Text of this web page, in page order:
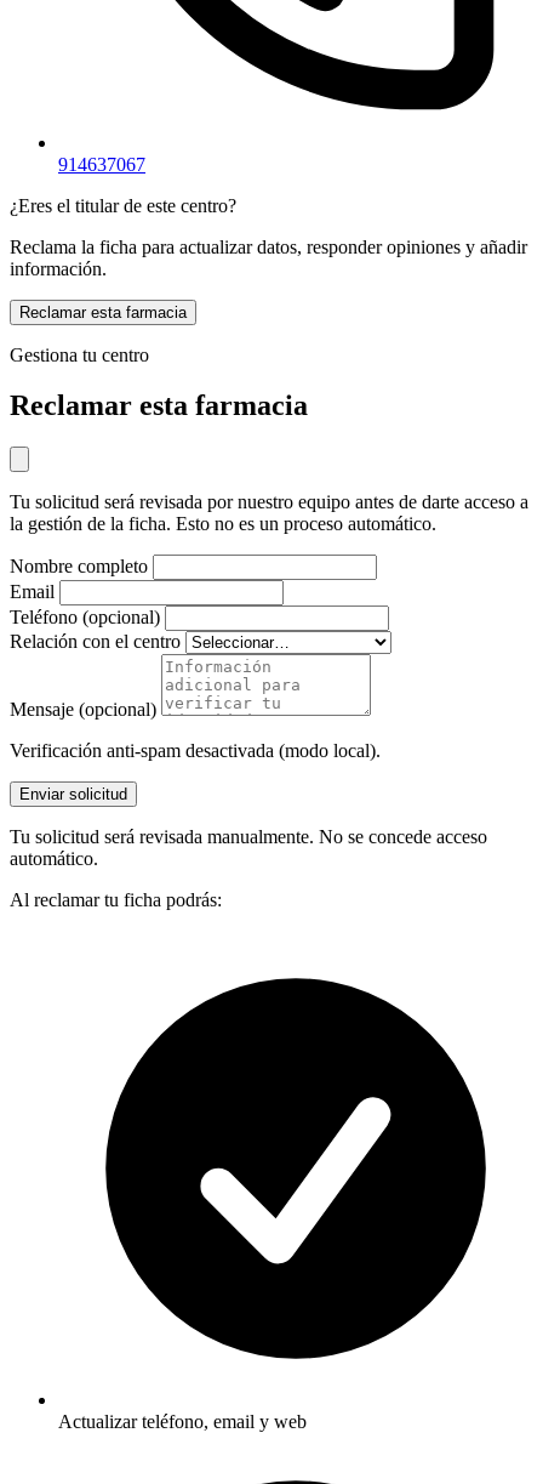
914637067
¿Eres el titular de este centro?
Reclama la ficha para actualizar datos, responder opiniones y añadir
información.
Reclamar esta farmacia
Gestiona tu centro
Reclamar esta farmacia
Tu solicitud será revisada por nuestro equipo antes de darte acceso a
la gestión de la ficha. Esto no es un proceso automático.
Nombre completo
Email
Teléfono (opcional)
Relación con el centro
Mensaje (opcional)
Verificación anti-spam desactivada (modo local).
Enviar solicitud
Tu solicitud será revisada manualmente. No se concede acceso
automático.
Al reclamar tu ficha podrás:
Actualizar teléfono, email y web